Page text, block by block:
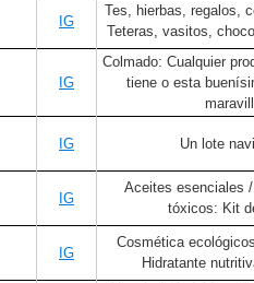
IG
Tes, hierbas, regalos,
Teteras, vasitos,
IG
Colmado: Cualquier
tiene o esta
IG Un lote
IG
Aceites esenciales
tóxicos: Kit
IG
Cosmética
Hidratante